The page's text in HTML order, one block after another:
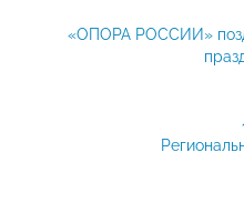
«ОПОРА РОССИИ»